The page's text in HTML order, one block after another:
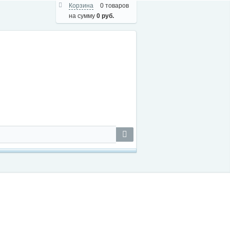
Корзина
0 товаров
на сумму 0 руб.